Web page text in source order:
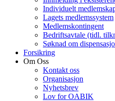
Individuelt
Lagets medlemssystem
Medlemskontingent
Bedriftsavtale (tidl.
Søknad om
Forsikring
Om Oss
Kontakt oss
Organisasjon
Nyhetsbrev
Lov for OABIK